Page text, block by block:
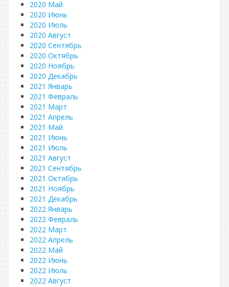
2020 Май
2020 Июнь
2020 Июль
2020 Август
2020 Сентябрь
2020 Октябрь
2020 Ноябрь
2020 Декабрь
2021 Январь
2021 Февраль
2021 Март
2021 Апрель
2021 Май
2021 Июнь
2021 Июль
2021 Август
2021 Сентябрь
2021 Октябрь
2021 Ноябрь
2021 Декабрь
2022 Январь
2022 Февраль
2022 Март
2022 Апрель
2022 Май
2022 Июнь
2022 Июль
2022 Август